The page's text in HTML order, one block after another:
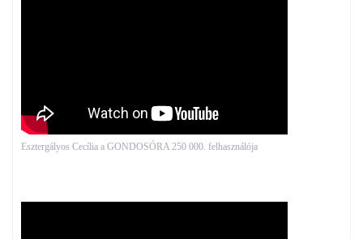
Esztergályos Cecília a GONDOSÓRA 250 000. felhasználója